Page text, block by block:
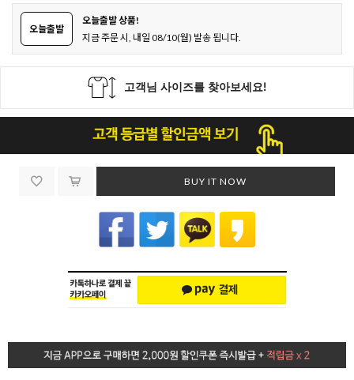
오늘출발
오늘출발 상품!
지금 주문 시, 내일 08/10(월) 발송 됩니다.
BUY IT NOW